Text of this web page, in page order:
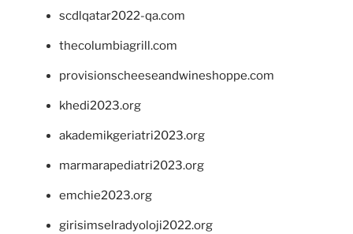
scdlqatar2022-qa.com
thecolumbiagrill.com
provisionscheeseandwineshoppe.com
khedi2023.org
akademikgeriatri2023.org
marmarapediatri2023.org
emchie2023.org
girisimselradyoloji2022.org